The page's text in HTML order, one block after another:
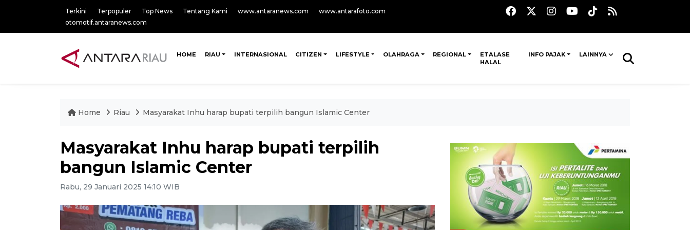
Terkini Terpopuler Top News Tentang Kami www.antaranews.com
www.antarafoto.com
otomotif.antaranews.com
HOME RIAU INTERNASIONAL CITIZEN LIFESTYLE OLAHRAGA REGIONAL
ETALASE
HALAL
INFO PAJAK LAINNYA
Home Riau Masyarakat Inhu harap bupati terpilih bangun Islamic Center
Masyarakat Inhu harap bupati terpilih
bangun Islamic Center
Rabu, 29 Januari 2025 14:10 WIB